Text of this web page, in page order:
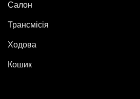
Салон
Трансмісія
Ходова
Кошик